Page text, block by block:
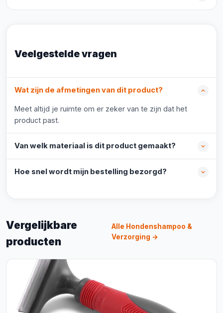
Veelgestelde vragen
Wat zijn de afmetingen van dit product?
Meet altijd je ruimte om er zeker van te zijn dat het
product past.
Van welk materiaal is dit product gemaakt?
Hoe snel wordt mijn bestelling bezorgd?
Vergelijkbare
producten
Alle Hondenshampoo &
Verzorging →